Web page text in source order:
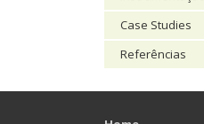
Case Studies
Referências